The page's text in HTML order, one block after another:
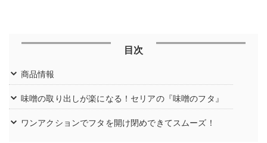
目次
商品情報
味噌の取り出しが楽になる！セリアの『味噌のフタ』
ワンアクションでフタを開け閉めできてスムーズ！